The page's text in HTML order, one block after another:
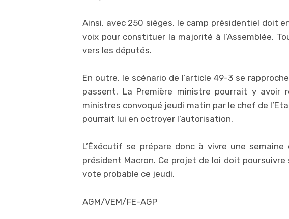
Ainsi, avec 250 sièges, le camp présidentiel doit
voix pour constituer la majorité à l’Assemblée.
vers les députés.
En outre, le scénario de l’article 49-3 se
passent. La Première ministre pourrait y avoir
ministres convoqué jeudi matin par le chef de
pourrait lui en octroyer l’autorisation.
L’Éxécutif se prépare donc à vivre une
président Macron. Ce projet de loi doit
vote probable ce jeudi.
AGM/VEM/FE-AGP